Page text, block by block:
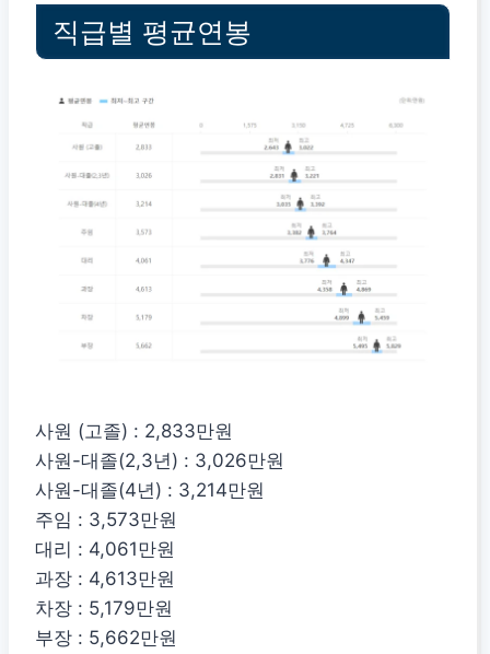
직급별 평균연봉
사원 (고졸) : 2,833만원
사원-대졸(2,3년) : 3,026만원
사원-대졸(4년) : 3,214만원
주임 : 3,573만원
대리 : 4,061만원
과장 : 4,613만원
차장 : 5,179만원
부장 : 5,662만원